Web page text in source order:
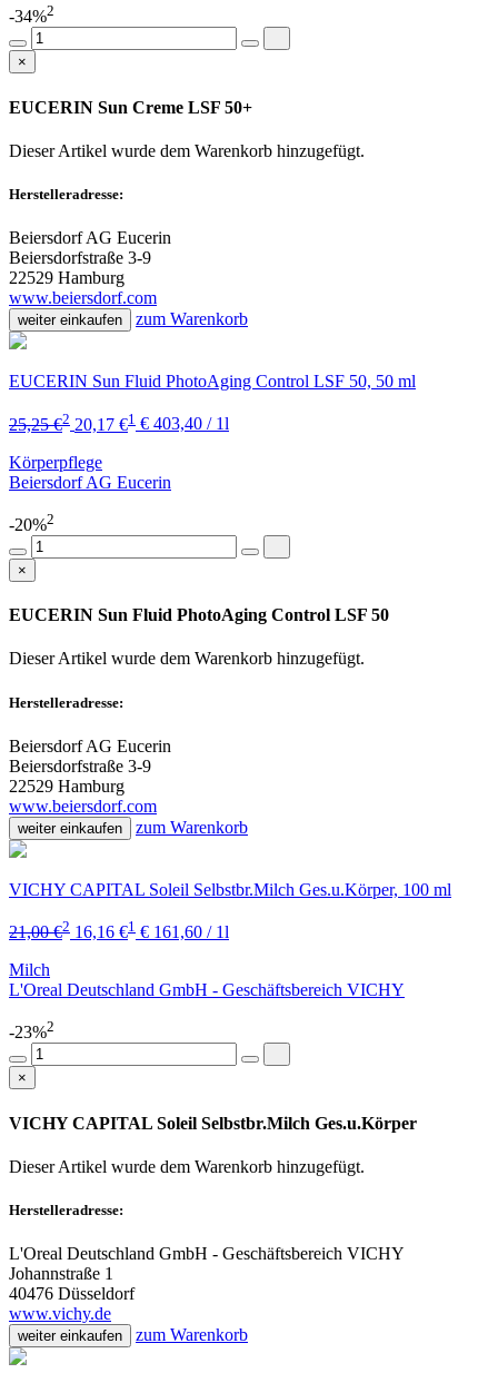
-34%2
×
EUCERIN Sun Creme LSF 50+
Dieser Artikel wurde dem Warenkorb hinzugefügt.
Herstelleradresse:
Beiersdorf AG Eucerin
Beiersdorfstraße 3-9
22529 Hamburg
www.beiersdorf.com
weiter einkaufen zum Warenkorb
EUCERIN Sun Fluid PhotoAging Control LSF 50, 50 ml
25,25 €2 20,17 €1 € 403,40 / 1l
Körperpflege
Beiersdorf AG Eucerin
-20%2
×
EUCERIN Sun Fluid PhotoAging Control LSF 50
Dieser Artikel wurde dem Warenkorb hinzugefügt.
Herstelleradresse:
Beiersdorf AG Eucerin
Beiersdorfstraße 3-9
22529 Hamburg
www.beiersdorf.com
weiter einkaufen zum Warenkorb
VICHY CAPITAL Soleil Selbstbr.Milch Ges.u.Körper, 100 ml
21,00 €2 16,16 €1 € 161,60 / 1l
Milch
L'Oreal Deutschland GmbH - Geschäftsbereich VICHY
-23%2
×
VICHY CAPITAL Soleil Selbstbr.Milch Ges.u.Körper
Dieser Artikel wurde dem Warenkorb hinzugefügt.
Herstelleradresse:
L'Oreal Deutschland GmbH - Geschäftsbereich VICHY
Johannstraße 1
40476 Düsseldorf
www.vichy.de
weiter einkaufen zum Warenkorb